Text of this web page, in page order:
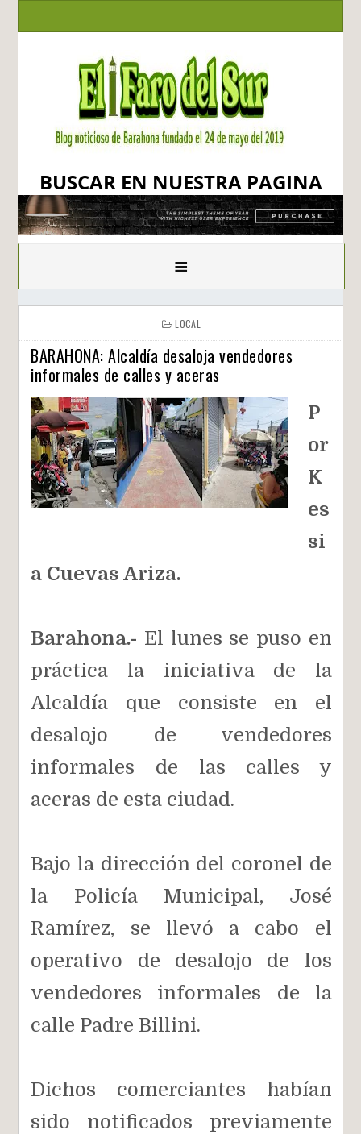
BUSCAR EN NUESTRA PAGINA
≡
LOCAL
BARAHONA: Alcaldía desaloja vendedores
informales de calles y aceras
P
or
K
es
si
a Cuevas Ariza.
Barahona.- El lunes se puso en
práctica la iniciativa de la
Alcaldía que consiste en el
desalojo de vendedores
informales de las calles y
aceras de esta ciudad.
Bajo la dirección del coronel de
la Policía Municipal, José
Ramírez, se llevó a cabo el
operativo de desalojo de los
vendedores informales de la
calle Padre Billini.
Dichos comerciantes habían
sido notificados previamente